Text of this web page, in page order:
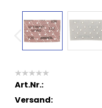
Art.Nr.:
Versand: